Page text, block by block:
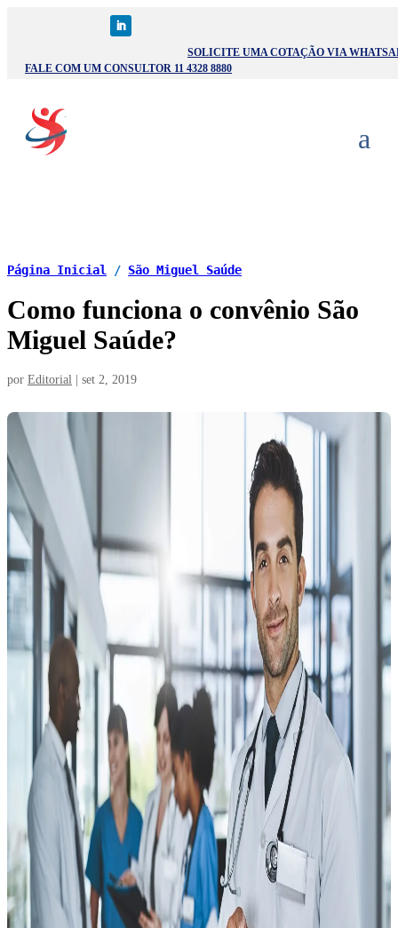
SOLICITE UMA COTAÇÃO VIA
FALE COM UM CONSULTOR 11 4328 8880
Página Inicial / São Miguel Saúde
Como funciona o convênio São
Miguel Saúde?
por Editorial set 2, 2019